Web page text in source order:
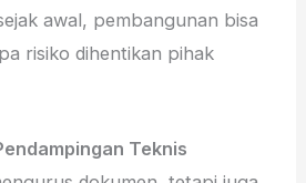
awal, pembangunan bisa
risiko dihentikan pihak
Teknis